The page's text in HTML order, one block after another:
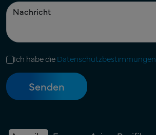
Ich habe dieDatenschutzbestimmungen